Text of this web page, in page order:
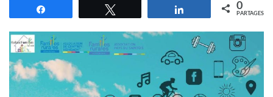
Partagez 0
PARTAGES